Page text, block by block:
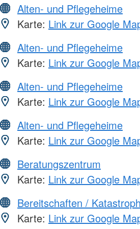
Alten- und Pflegeheime
Karte: Link zur Google
Alten- und Pflegeheime
Karte: Link zur Google
Alten- und Pflegeheime
Karte: Link zur Google
Alten- und Pflegeheime
Karte: Link zur Google
Beratungszentrum
Karte: Link zur Google
Bereitschaften /
Karte: Link zur Google